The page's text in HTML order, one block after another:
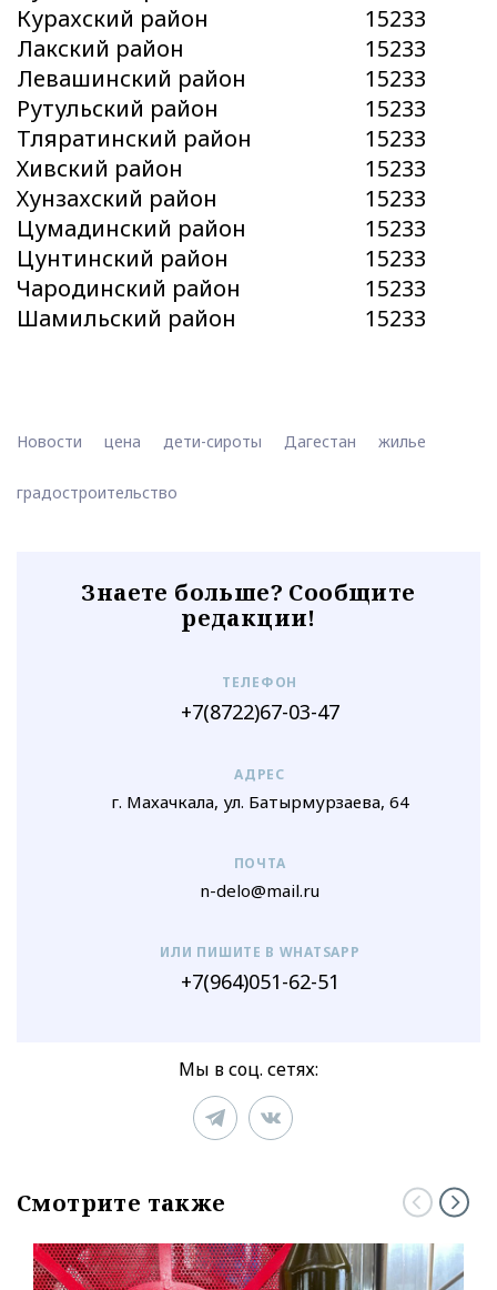
Курахский район
15233
Лакский район
15233
Левашинский район
15233
Рутульский район
15233
Тляратинский район
15233
Хивский район
15233
Хунзахский район
15233
Цумадинский район
15233
Цунтинский район
15233
Чародинский район
15233
Шамильский район
15233
Новости цена дети-сироты Дагестан жилье
градостроительство
Знаете больше? Сообщите
редакции!
ТЕЛЕФОН
+7(8722)67-03-47
АДРЕС
г. Махачкала, ул. Батырмурзаева, 64
ПОЧТА
n-delo@mail.ru
ИЛИ ПИШИТЕ В WHATSAPP
+7(964)051-62-51
Мы в соц. сетях:
Смотрите также